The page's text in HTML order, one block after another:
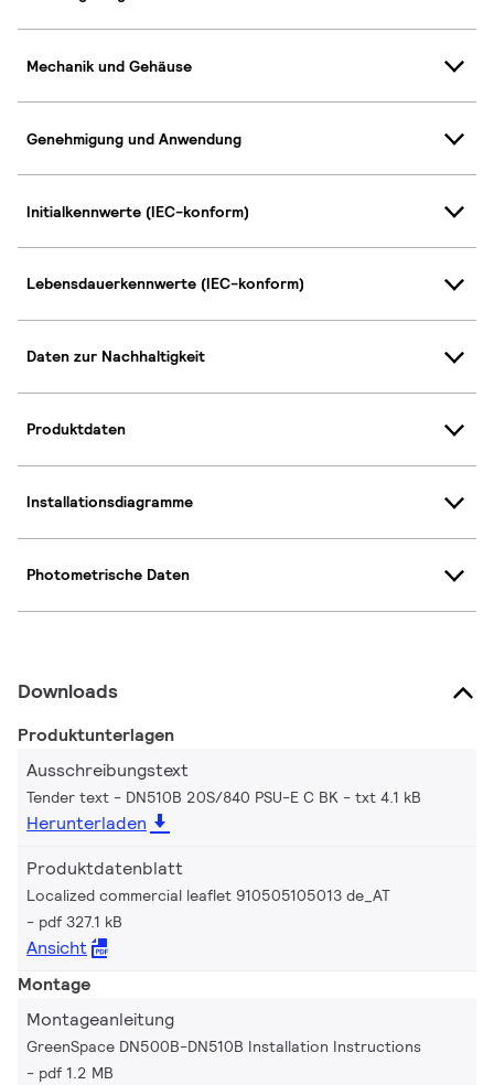
Mechanik und Gehäuse
Genehmigung und Anwendung
Initialkennwerte (IEC-konform)
Lebensdauerkennwerte (IEC-konform)
Daten zur Nachhaltigkeit
Produktdaten
Installationsdiagramme
Photometrische Daten
Downloads
Produktunterlagen
Ausschreibungstext
Tender text - DN510B 20S/840 PSU-E C BK txt 4.1 kB
Herunterladen
Produktdatenblatt
Localized commercial leaflet 910505105013 de_AT
pdf 327.1 kB
Ansicht
Montage
Montageanleitung
GreenSpace DN500B-DN510B Installation Instructions
pdf 1.2 MB